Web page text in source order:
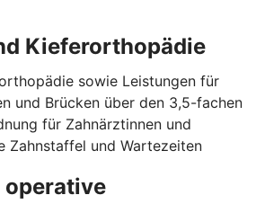
Kieferorthopädie
sowie Leistungen für
und Brücken über den 3,5-fachen
für Zahnärztinnen und
Zahnstaffel und Wartezeiten
operative